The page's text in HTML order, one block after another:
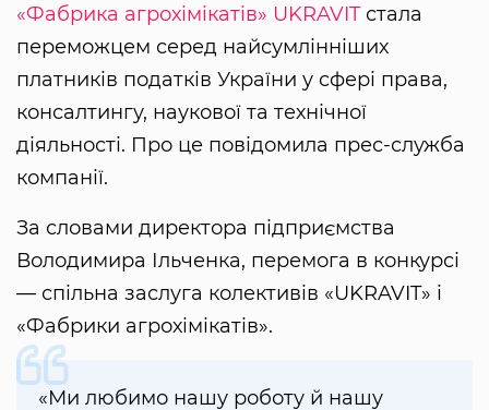
«Фабрика агрохімікатів» UKRAVITстала
переможцем серед найсумлінніших
платників податків України у сфері права,
консалтингу, наукової та технічної
діяльності. Про це повідомила прес-служба
компанії.
За словами директора підприємства
Володимира Ільченка, перемога в конкурсі
— спільна заслуга колективів «UKRAVIT» і
«Фабрики агрохімікатів».
«Ми любимо нашу роботу й нашу